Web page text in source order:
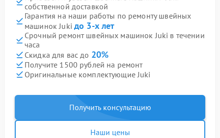
собственной доставкой
Гарантия на наши работы по ремонту швейных
машинок Juki до 3-х лет
Срочный ремонт швейных машинок Juki в течении
часа
Скидка для вас до 20%
Получите 1500 рублей на ремонт
Оригинальные комплектующие Juki
Получить консультацию
Наши цены